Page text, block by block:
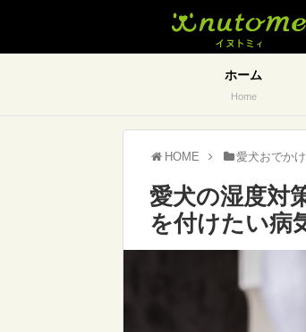
ホーム
Home
HOME 愛犬おでか
愛犬の湿度対
を付けたい病